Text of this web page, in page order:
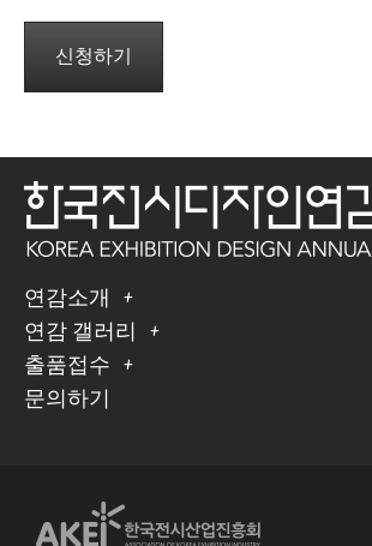
신청하기
연감소개
연감 갤러리
출품접수
문의하기